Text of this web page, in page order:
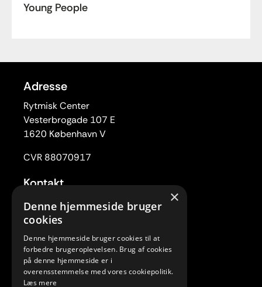
Young People
Adresse
Rytmisk Center
Vesterbrogade 107 E
1620 København V
CVR 88070917
Kontakt
Tlf. 33 22 59 84
Mail:rc@rytmiskcenter.dk
Kontorets åbningstider
Mandag-torsdag kl. 10.00-15.00
Fredag lukket
×
Denne hjemmeside bruger
cookies
Denne hjemmeside bruger cookies til at
forbedre brugeroplevelsen. Brug af cookies
på denne hjemmeside er i
overensstemmelse med vores cookiepolitik.
Læs mere